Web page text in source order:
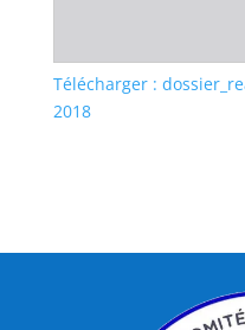
Télécharger :
2018